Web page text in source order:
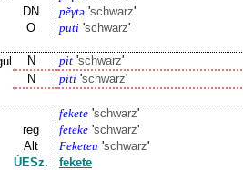
DN
pĕγtə 'schwarz'
O
puti 'schwarz'
N pit 'schwarz'
N piti 'schwarz'
fekete 'schwarz'
reg
feteke 'schwarz'
Alt
Feketeu 'schwarz'
ÚESz.
fekete